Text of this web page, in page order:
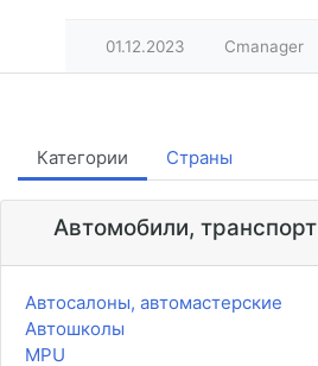
01.12.2023 Cmanager
Категории Страны
Автомобили, транспорт
Автосалоны, автомастерские
Автошколы
MPU